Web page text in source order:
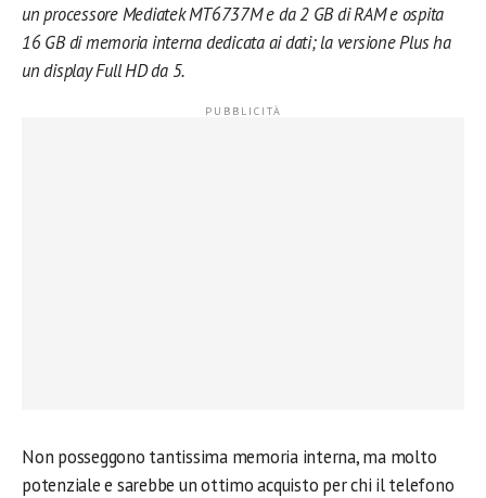
un processore Mediatek MT6737M e da 2 GB di RAM e ospita
16 GB di memoria interna dedicata ai dati; la versione Plus ha
un display Full HD da 5.
Non posseggono tantissima memoria interna, ma molto
potenziale e sarebbe un ottimo acquisto per chi il telefono